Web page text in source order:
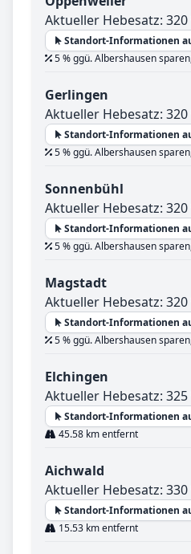
Aktueller Hebesatz: 320
Standort-Informationen
5 % ggü. Albershausen
Gerlingen
Aktueller Hebesatz: 320
Standort-Informationen
5 % ggü. Albershausen
Sonnenbühl
Aktueller Hebesatz: 320
Standort-Informationen
5 % ggü. Albershausen
Magstadt
Aktueller Hebesatz: 320
Standort-Informationen
5 % ggü. Albershausen
Elchingen
Aktueller Hebesatz: 325
Standort-Informationen
45.58 km entfernt
Aichwald
Aktueller Hebesatz: 330
Standort-Informationen
15.53 km entfernt